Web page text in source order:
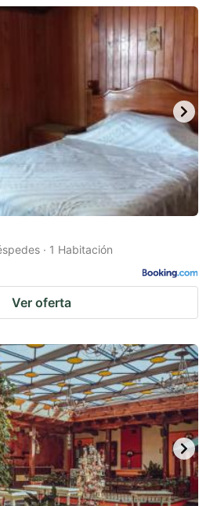
· 1 Habitación
Ver oferta